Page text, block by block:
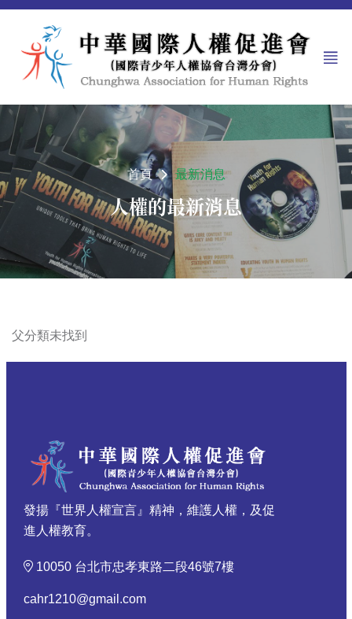
首頁 最新消息
人權的最新消息
父分類未找到
發揚『世界人權宣言』精神，維護人權，及促
進人權教育。
10050 台北市忠孝東路二段46號7樓
cahr1210@gmail.com